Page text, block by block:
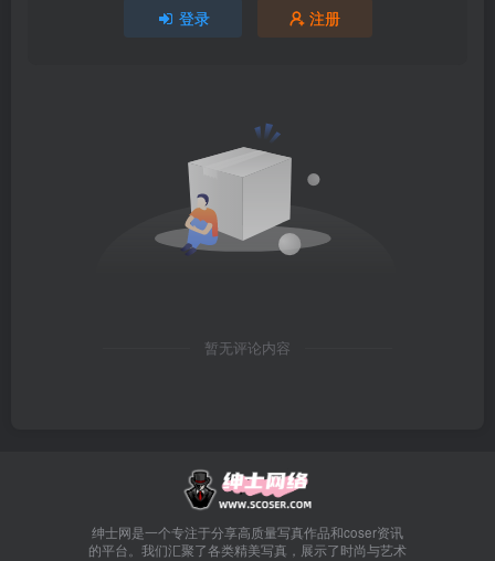
登录 注册
暂无评论内容
绅士网是一个专注于分享高质量写真作品和coser资讯
的平台。我们汇聚了各类精美写真，展示了时尚与艺术